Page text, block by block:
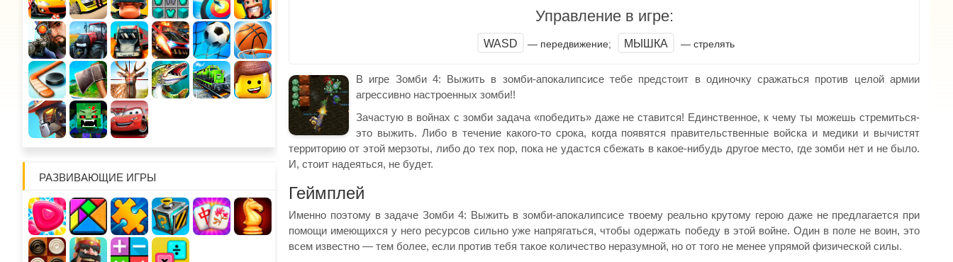
РАЗВИВАЮЩИЕ ИГРЫ
Управление в игре:
WASD — передвижение; МЫШКА — стрелять
В игре Зомби 4: Выжить в зомби-апокалипсисе тебе предстоит в одиночку сражаться против целой армии
агрессивно настроенных зомби!!
Зачастую в войнах с зомби задача «победить» даже не ставится! Единственное, к чему ты можешь стремиться-
это выжить. Либо в течение какого-то срока, когда появятся правительственные войска и медики и вычистят
территорию от этой мерзоты, либо до тех пор, пока не удастся сбежать в какое-нибудь другое место, где зомби нет и не было.
И, стоит надеяться, не будет.
Геймплей
Именно поэтому в задаче Зомби 4: Выжить в зомби-апокалипсисе твоему реально крутому герою даже не предлагается при
помощи имеющихся у него ресурсов сильно уже напрягаться, чтобы одержать победу в этой войне. Один в поле не воин, это
всем известно — тем более, если против тебя такое количество неразумной, но от того не менее упрямой физической силы.